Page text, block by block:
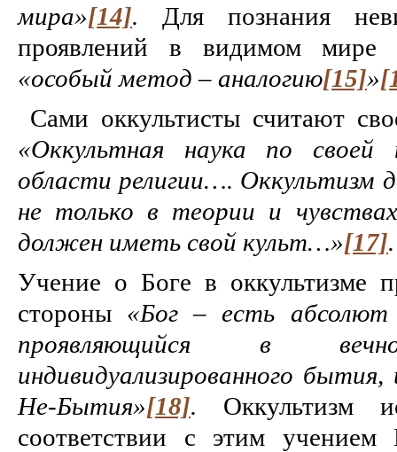
мира»[14]. Для познания
проявлений в видимом мире
«особый метод – аналогию[15]»
Сами оккультисты считают
«Оккультная наука по своей
области религии…. Оккультизм
не только в теории и
должен иметь свой культ…»[17].
Учение о Боге в оккультизме
стороны «Бог – есть
проявляющийся в
индивидуализированного
Не-Бытия»[18]. Оккультизм
соответствии с этим